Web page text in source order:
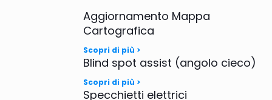
Aggiornamento Mappa
Cartografica
Scopri di più >
Blind spot assist (angolo cieco)
Scopri di più >
Specchietti elettrici